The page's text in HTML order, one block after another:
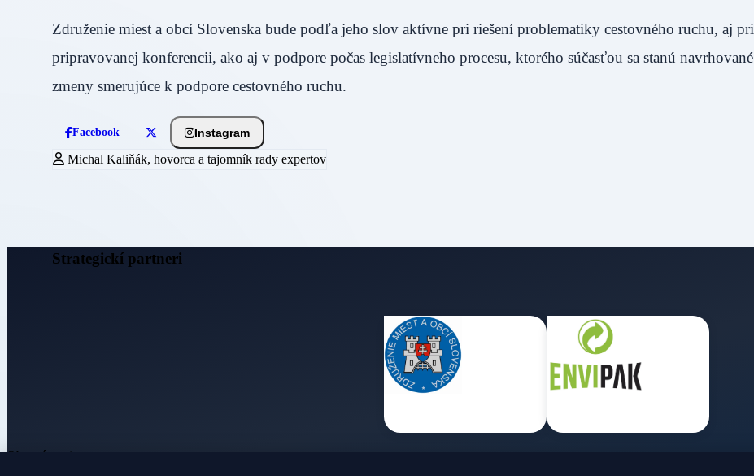
Združenie miest a obcí Slovenska bude podľa jeho slov aktívne pri riešení problematiky cestovného ruchu, aj pri
pripravovanej konferencii, ako aj v podpore počas legislatívneho procesu, ktorého súčasťou sa stanú navrhované
zmeny smerujúce k podpore cestovného ruchu.
Facebook Instagram
Michal Kaliňák, hovorca a tajomník rady expertov
Strategickí partneri
Obecné noviny